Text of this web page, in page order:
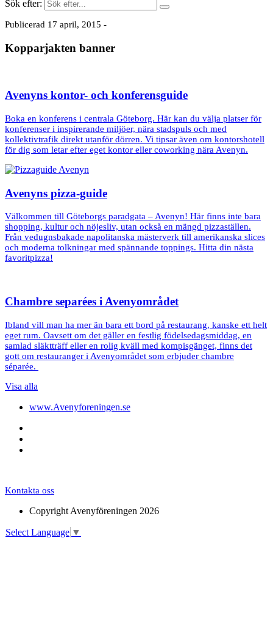
Sök efter:
Publicerad 17 april, 2015 -
Kopparjakten banner
Avenyns kontor- och konferensguide
Boka en konferens i centrala Göteborg. Här kan du välja platser för
konferenser i inspirerande miljöer, nära stadspuls och med
kollektivtrafik direkt utanför dörren. Vi tipsar även om kontorshotell
för dig som letar efter eget kontor eller coworking nära Avenyn.
Avenyns pizza-guide
Välkommen till Göteborgs paradgata – Avenyn! Här finns inte bara
shopping, kultur och nöjesliv, utan också en mängd pizzaställen.
Från vedugnsbakade napolitanska mästerverk till amerikanska slices
och moderna tolkningar med spännande toppings. Hitta din nästa
favoritpizza!
Chambre separées i Avenyområdet
Ibland vill man ha mer än bara ett bord på restaurang, kanske ett helt
eget rum. Oavsett om det gäller en festlig födelsedagsmiddag, en
samlad släktträff eller en rolig kväll med kompisgänget, finns det
gott om restauranger i Avenyområdet som erbjuder chambre
séparée.
Visa alla
www.Avenyforeningen.se
Kontakta oss
Copyright Avenyföreningen 2026
Select Language ▼